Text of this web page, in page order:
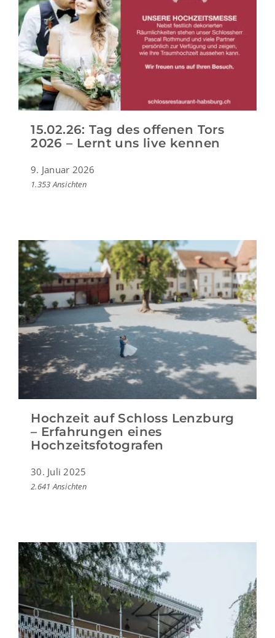
15.02.26: Tag des offenen Tors
2026 – Lernt uns live kennen
9. Januar 2026
1.353 Ansichten
Hochzeit auf Schloss Lenzburg
– Erfahrungen eines
Hochzeitsfotografen
30. Juli 2025
2.641 Ansichten